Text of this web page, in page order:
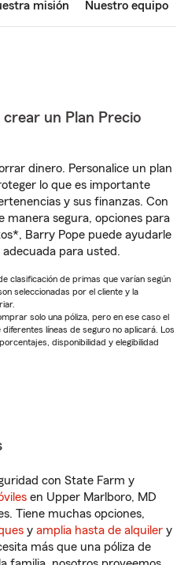
misión Nuestro equipo
un Plan Precio
dinero. Personalice un plan
lo que es importante
y sus finanzas. Con
manera segura, opciones para
Barry Pope puede ayudarle
para usted.
clasificación de primas que varían según
seleccionadas por el cliente y la
solo una póliza, pero en ese caso el
líneas de seguro no aplicará. Los
disponibilidad y elegibilidad
con State Farm y
en Upper Marlboro, MD
Tiene muchas opciones,
y amplia hasta de alquiler y
más que una póliza de